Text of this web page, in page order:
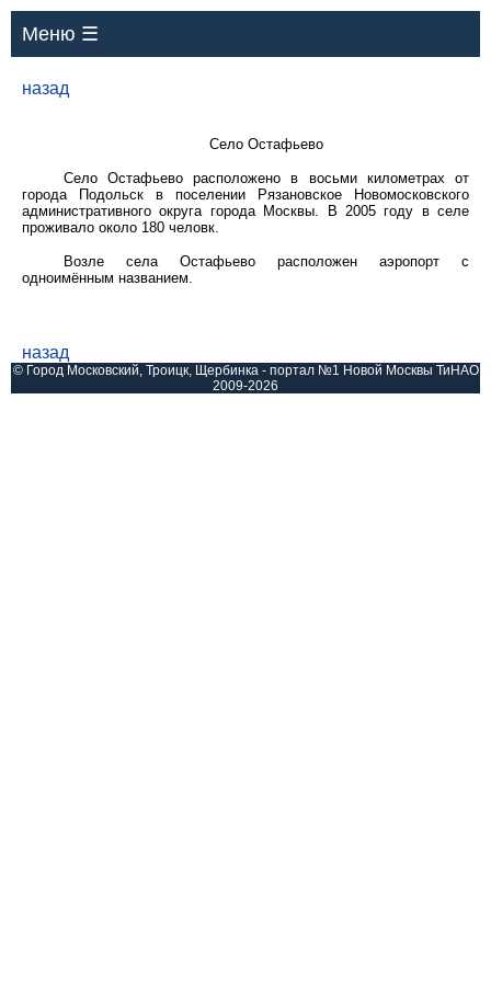
Меню ☰
назад
Село Остафьево
Село Остафьево расположено в восьми километрах от
города Подольск в поселении Рязановское Новомосковского
административного округа города Москвы. В 2005 году в селе
проживало около 180 человк.
Возле села Остафьево расположен аэропорт с
одноимённым названием.
назад
© Город Московский, Троицк, Щербинка - портал №1 Новой Москвы ТиНАО
2009-2026